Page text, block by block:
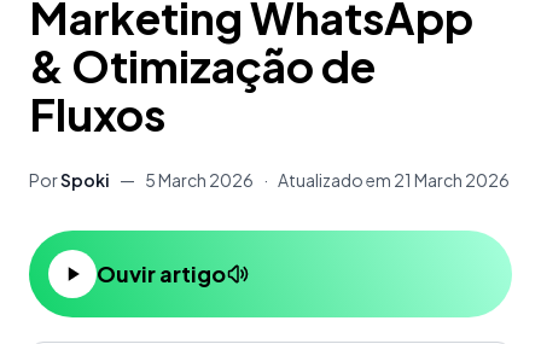
Marketing WhatsApp
& Otimização de
Fluxos
PorSpoki — 5 March 2026 · Atualizado em 21 March 2026
Ouvir artigo